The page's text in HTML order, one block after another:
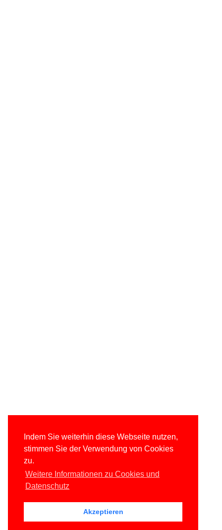
Indem Sie weiterhin diese Webseite nutzen,
stimmen Sie der Verwendung von Cookies
zu.
Weitere Informationen zu Cookies und
Datenschutz
Akzeptieren